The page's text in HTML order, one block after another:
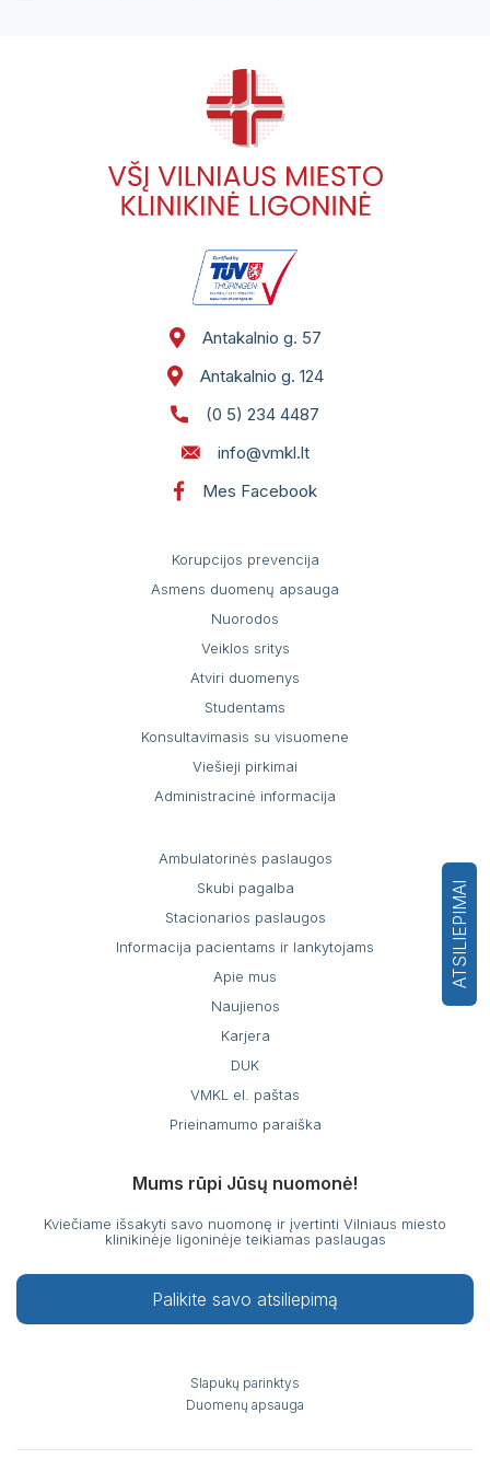
Antakalnio g. 57
Antakalnio g. 124
(0 5) 234 4487
info@vmkl.lt
Mes Facebook
Korupcijos prevencija
Asmens duomenų apsauga
Nuorodos
Veiklos sritys
Atviri duomenys
Studentams
Konsultavimasis su visuomene
Viešieji pirkimai
Administracinė informacija
Ambulatorinės paslaugos
Skubi pagalba
Stacionarios paslaugos
Informacija pacientams ir lankytojams
Apie mus
Naujienos
Karjera
DUK
VMKL el. paštas
Prieinamumo paraiška
Mums rūpi Jūsų nuomonė!
Kviečiame išsakyti savo nuomonę ir įvertinti Vilniaus miesto
klinikinėje ligoninėje teikiamas paslaugas
Palikite savo atsiliepimą
Slapukų parinktys
Duomenų apsauga
ATSILIEPIMAI